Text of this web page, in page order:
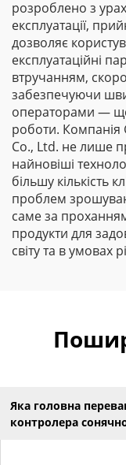
розроблено з
експлуатації,
дозволяє
експлуатаційні
втручанням,
забезпечуючи
операторами —
роботи.
Co., Ltd. не лише
найновіші
більшу кількість
проблем
саме за
продукти для
світу та в умовах
Яка головна
контролера